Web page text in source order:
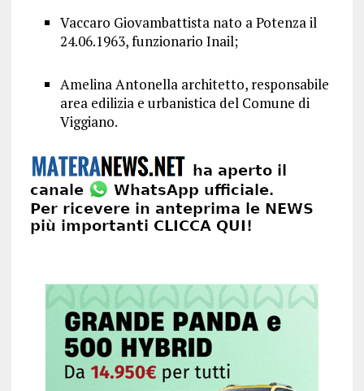
Vaccaro Giovambattista nato a Potenza il
24.06.1963, funzionario Inail;
Amelina Antonella architetto, responsabile
area edilizia e urbanistica del Comune di
Viggiano.